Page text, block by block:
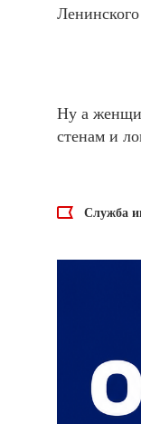
Ну а
стенам и
Служба